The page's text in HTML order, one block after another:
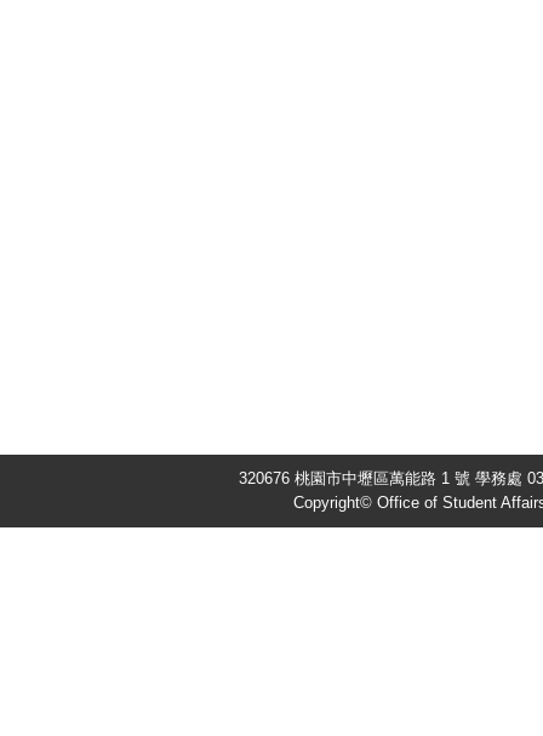
320676 桃園市中壢區萬能路 1 號 學務處
Copyright© Office of Student